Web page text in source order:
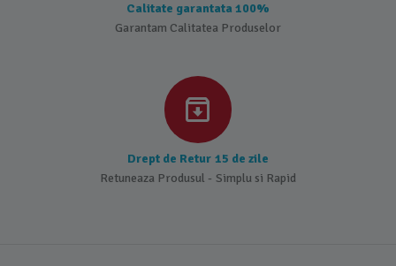
Calitate garantata 100%
Garantam Calitatea Produselor
Drept de Retur 15 de zile
Retuneaza Produsul - Simplu si Rapid